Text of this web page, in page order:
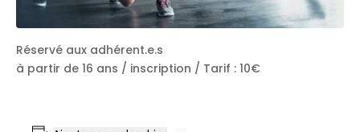
Réservé aux adhérent.e.s
à partir de 16 ans / inscription / Tarif : 10€